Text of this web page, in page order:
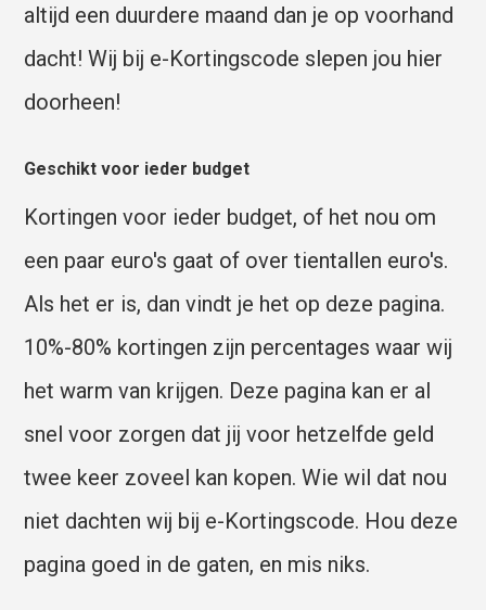
altijd een duurdere maand dan je op voorhand
dacht! Wij bij e-Kortingscode slepen jou hier
doorheen!
Geschikt voor ieder budget
Kortingen voor ieder budget, of het nou om
een paar euro's gaat of over tientallen euro's.
Als het er is, dan vindt je het op deze pagina.
10%-80% kortingen zijn percentages waar wij
het warm van krijgen. Deze pagina kan er al
snel voor zorgen dat jij voor hetzelfde geld
twee keer zoveel kan kopen. Wie wil dat nou
niet dachten wij bij e-Kortingscode. Hou deze
pagina goed in de gaten, en mis niks.